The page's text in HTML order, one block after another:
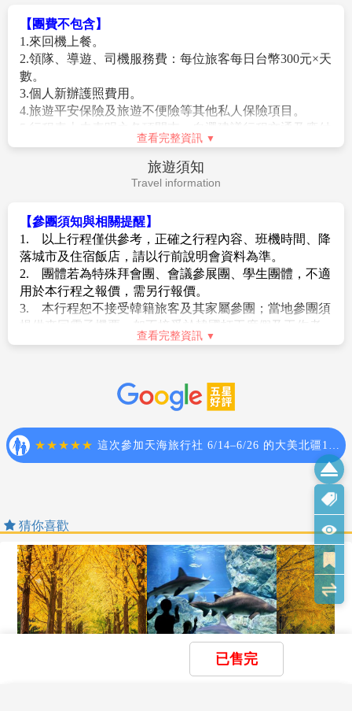
已售完
之旅。
行程，將盡力忠於原行程內容，敬請見諒。
3.因疫情影響，團體旅遊等受出入境限制令規範，本行程
內容和辦理簽證等注意事項僅供參考，將依各國法規隨
時調整。
4.報名時請支付訂金/作業金NT$10000/人。(過年/連續假
期訂金NT$20000/人。)
5.在網路上完成報名動作，只是完成預定手續，並不保證
一定有團位，尚需待客服人員確認後方可確定。
A.本旅遊行程有安排購物站，站內將有銷售人員為您提
友。若旅客依個人喜好，無法接受購物站行程，建議您
報名前，應先行評估或是報名本公司購物行程較少之旅
遊行程。
B.因各旅遊團體抵達購物站時間不同，為提供團體完整
購物說明服務，購物站內以單團方式對每一團說明介
紹。
7. 韓國【飯店及渡假村因響應環保】，建議自行攜帶牙
刷、牙膏、拖鞋、盥洗用品、毛巾(或大毛巾)，有些飯店
1.本行程最低出團人數為16人以上(含) ，台灣地區將派遣
合格導遊隨行服務。如未達團體基本出團成行人數，將
於出發前七天通知取消，且已繳付之訂金將全額退還。
2.團體報名確認後請繳交訂金。如個人因素無法成行取消
當團行程，訂金無法退回。團體機票需團體去團體回，
3.此團型使用團體機位，航班不可指定、不可延回、不可
更改進出點、不可指定座位；特殊餐食及需求請提早告
知客服人員，以便作業。
4.若需指定航班，建議改訂個人機票，以確保訂到您所需
之航班，加價幅度依各航空公司之規定，另外提供報
價。
5.團體機票(含燃油附加稅)一經開票後，均無退票價值，
此點基於航空公司之規定，敬請見諒。
6.航空公司保留航班時間調整及變更之權利。
【團費不包含】
1.來回機上餐。
2.領隊、導遊、司機服務費：每位旅客每日台幣300元×天
數。
3.個人新辦護照費用。
4.旅遊平安保險及旅遊不便險等其他私人保險項目。
5.行程表上未表明之各項開支，自選建議行程交通及應付
費用。
6.純係私人之消費：如行李超重費、飲料酒類、洗衣、電
話、電報及私人交通費。
費。
查看完整資訊
旅遊須知
Travel information
【參團須知與相關提醒】
1. 以上行程僅供參考，正確之行程內容、班機時間、降
落城市及住宿飯店，請以行前說明會資料為準。
2. 團體若為特殊拜會團、會議參展團、學生團體，不適
用於本行程之報價，需另行報價。
3. 本行程恕不接受韓籍旅客及其家屬參團；當地參團須
提供來回電子機票，恕不接受於韓國打工度假及工作者
參團。
 此行程報價限持中華民國護照散客參團適用，僅適用
於正常之散客報名，整組包團、參展團、會議團、學生
團等特殊團體需另行估價，詳情請洽詢您的服務人員。
旅客若提供或隱瞞不實資料經查明屬實，本公司有權拒
收訂單，此為維護雙方誠信及旅遊品質，造成不便之
 單筆訂單不足24歲及65歲以上報名人數不可超過半
數，若超過半數則價格另議～請洽業務人員。
5. 韓國因響應環保減少廢氣、汽機車、大型車停車超過
3分鐘即須熄火關閉引擎，否則將會記點罰款，故司機會
等客人上車後再開引擎及空調，請見諒！
【出國旅遊~防疫注意事項】
1.韓國已將COVID-19 視同一般流感，所以在當地皆無檢
查小黃卡或打幾劑疫苗的檢查，不用做PCR檢驗，也不
查看完整資訊
猜你喜歡
【安妞快閃韓國五日不進人 【安妞韓楓首